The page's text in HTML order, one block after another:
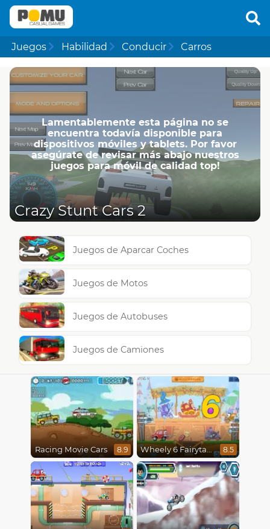
Juegos Habilidad Conducir Carros
Lamentablemente esta página no se
encuentra todavía disponible para
dispositivos móviles y tablets. Por favor
asegúrate de revisar más abajo nuestros
juegos para móvil de calidad top!
Crazy Stunt Cars 2
Juegos de Aparcar Coches
Juegos de Motos
Juegos de Autobuses
Juegos de Camiones
Racing Movie Cars 8.9
6
Wheely 6 Fairytale 8.5